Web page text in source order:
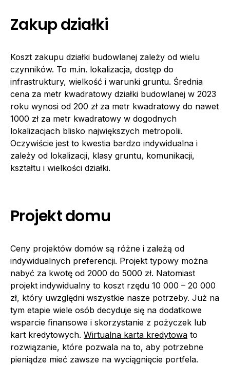
Zakup działki
Koszt zakupu działki budowlanej zależy od wielu
czynników. To m.in. lokalizacja, dostęp do
infrastruktury, wielkość i warunki gruntu. Średnia
cena za metr kwadratowy działki budowlanej w 2023
roku wynosi od 200 zł za metr kwadratowy do nawet
1000 zł za metr kwadratowy w dogodnych
lokalizacjach blisko największych metropolii.
Oczywiście jest to kwestia bardzo indywidualna i
zależy od lokalizacji, klasy gruntu, komunikacji,
kształtu i wielkości działki.
Projekt domu
Ceny projektów domów są różne i zależą od
indywidualnych preferencji. Projekt typowy można
nabyć za kwotę od 2000 do 5000 zł. Natomiast
projekt indywidualny to koszt rzędu 10 000 – 20 000
zł, który uwzględni wszystkie nasze potrzeby. Już na
tym etapie wiele osób decyduje się na dodatkowe
wsparcie finansowe i skorzystanie z pożyczek lub
kart kredytowych. Wirtualna karta kredytowa to
rozwiązanie, które pozwala na to, aby potrzebne
pieniądze mieć zawsze na wyciągnięcie portfela.